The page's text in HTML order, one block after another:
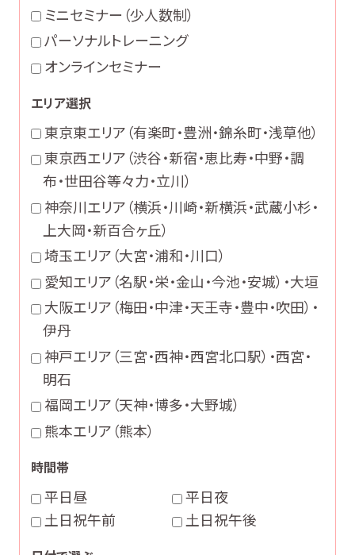
ミニセミナー（少人数制）
パーソナルトレーニング
オンラインセミナー
エリア選択
東京東エリア（有楽町・豊洲・錦糸町・浅草他）
東京西エリア（渋谷・新宿・恵比寿・中野・調
布・世田谷等々力・立川）
神奈川エリア（横浜・川崎・新横浜・武蔵小杉・
上大岡・新百合ヶ丘）
埼玉エリア（大宮・浦和・川口）
愛知エリア（名駅・栄・金山・今池・安城）・大垣
大阪エリア（梅田・中津・天王寺・豊中・吹田）・
伊丹
神戸エリア（三宮・西神・西宮北口駅）・西宮・
明石
福岡エリア（天神・博多・大野城）
熊本エリア（熊本）
時間帯
平日昼
平日夜
土日祝午前
土日祝午後